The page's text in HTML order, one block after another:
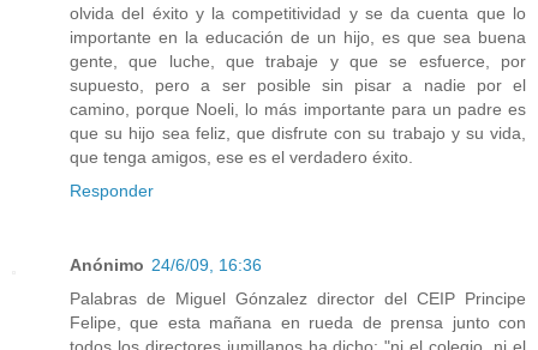
olvida del éxito y la competitividad y se da cuenta que lo
importante en la educación de un hijo, es que sea buena
gente, que luche, que trabaje y que se esfuerce, por
supuesto, pero a ser posible sin pisar a nadie por el
camino, porque Noeli, lo más importante para un padre es
que su hijo sea feliz, que disfrute con su trabajo y su vida,
que tenga amigos, ese es el verdadero éxito.
Responder
Anónimo 24/6/09, 16:36
Palabras de Miguel Gónzalez director del CEIP Principe
Felipe, que esta mañana en rueda de prensa junto con